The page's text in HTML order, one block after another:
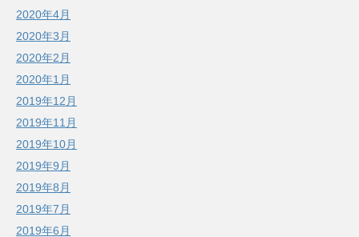
2020年4月
2020年3月
2020年2月
2020年1月
2019年12月
2019年11月
2019年10月
2019年9月
2019年8月
2019年7月
2019年6月